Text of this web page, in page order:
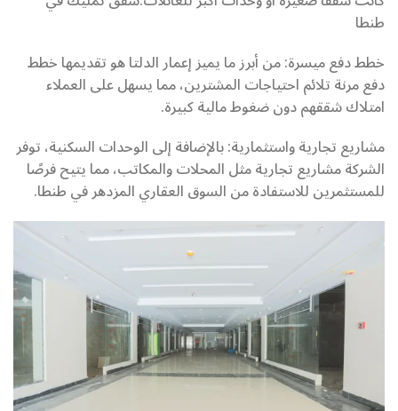
طنطا
خطط دفع ميسرة: من أبرز ما يميز إعمار الدلتا هو تقديمها خطط
دفع مرنة تلائم احتياجات المشترين، مما يسهل على العملاء
امتلاك شققهم دون ضغوط مالية كبيرة.
مشاريع تجارية واستثمارية: بالإضافة إلى الوحدات السكنية، توفر
الشركة مشاريع تجارية مثل المحلات والمكاتب، مما يتيح فرصًا
للمستثمرين للاستفادة من السوق العقاري المزدهر في طنطا.